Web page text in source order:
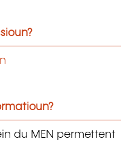
du MEN permettent